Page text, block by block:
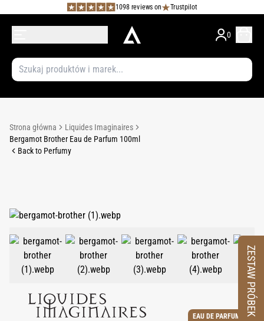
1098 reviews on Trustpilot
0
Strona główna
Liquides Imaginaires
Bergamot Brother Eau de Parfum 100ml
Back to Perfumy
EAU DE PARFUM ZESTAW PRÓBEK